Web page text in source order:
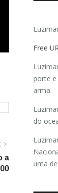
post:
a
Free
porte e
arma
do
uma